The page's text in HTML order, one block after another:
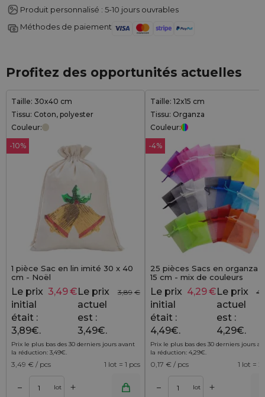
Produit personnalisé : 5-10 jours ouvrables
Méthodes de paiement
Profitez des opportunités actuelles
Taille: 30x40 cm
Tissu: Coton, polyester
Couleur:
-10%
1 pièce Sac en lin imité 30 x 40
cm - Noël
3,89 €
Le prix
initial
était :
3,89€.
3,49€Le prix
actuel
est :
3,49€.
Prix le plus bas des 30 derniers jours avant
la réduction: 3,49€.
3,49 € / pcs 1 lot = 1 pcs
– lot +
Taille: 12x15 cm
Tissu: Organza
Couleur:
-4%
25 pièces Sacs en organza
15 cm - mix de couleurs
Le prix
initial
était :
4,49€.
4,29€Le prix
actuel
est :
4,29€.
Prix le plus bas des 30 derniers jours
la réduction: 4,29€.
0,17 € / pcs 1 lot =
– lot +
Ajouter au panier